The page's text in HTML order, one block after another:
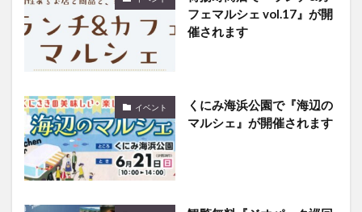
フェマルシェ vol.17』が開
催されます
イベント
くにみ海浜公園で『海辺の
マルシェ』が開催されます